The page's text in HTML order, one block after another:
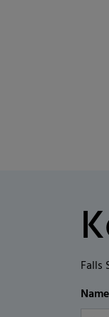
Falls
Name